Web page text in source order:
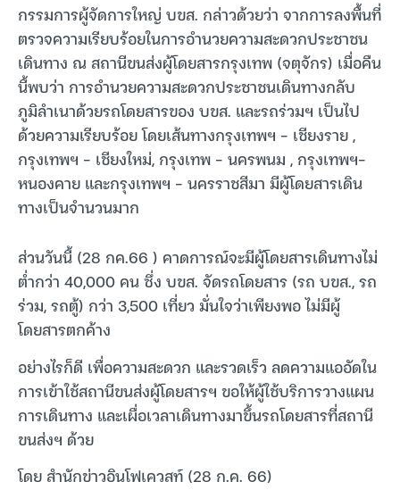
กรรมการผู้จัดการใหญ่ บขส. กล่าวด้วยว่า จากการลงพื้นที่
ตรวจความเรียบร้อยในการอำนวยความสะดวกประชาชน
เดินทาง ณ สถานีขนส่งผู้โดยสารกรุงเทพ (จตุจักร) เมื่อคืน
นี้พบว่า การอำนวยความสะดวกประชาชนเดินทางกลับ
ภูมิลำเนาด้วยรถโดยสารของ บขส. และรถร่วมฯ เป็นไป
ด้วยความเรียบร้อย โดยเส้นทางกรุงเทพฯ – เชียงราย ,
กรุงเทพฯ – เชียงใหม่, กรุงเทพ – นครพนม , กรุงเทพฯ-
หนองคาย และกรุงเทพฯ – นครราชสีมา มีผู้โดยสารเดิน
ทางเป็นจำนวนมาก
ส่วนวันนี้ (28 กค.66 ) คาดการณ์จะมีผู้โดยสารเดินทางไม่
ต่ำกว่า 40,000 คน ซึ่ง บขส. จัดรถโดยสาร (รถ บขส., รถ
ร่วม, รถตู้) กว่า 3,500 เที่ยว มั่นใจว่าเพียงพอ ไม่มีผู้
โดยสารตกค้าง
อย่างไรก็ดี เพื่อความสะดวก และรวดเร็ว ลดความแออัดใน
การเข้าใช้สถานีขนส่งผู้โดยสารฯ ขอให้ผู้ใช้บริการวางแผน
การเดินทาง และเผื่อเวลาเดินทางมาขึ้นรถโดยสารที่สถานี
ขนส่งฯ ด้วย
โดย สำนักข่าวอินโฟเควสท์ (28 ก.ค. 66)